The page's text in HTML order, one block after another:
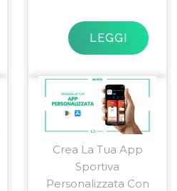
LEGGI
Crea La Tua App
Sportiva
Personalizzata Con